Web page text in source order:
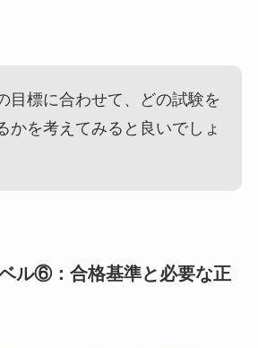
目標に合わせて、どの試験を
かを考えてみると良いでしょ
ル⑥：合格基準と必要な正